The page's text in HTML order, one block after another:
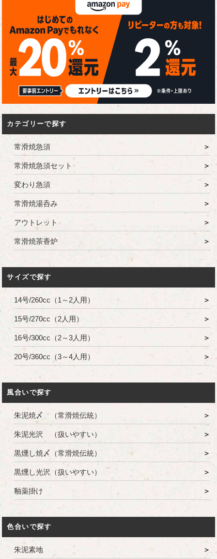
カテゴリーで探す
常滑焼急須
常滑焼急須セット
変わり急須
常滑焼湯呑み
アウトレット
常滑焼茶香炉
サイズで探す
14号/260cc（1～2人用）
15号/270cc（2人用）
16号/300cc（2～3人用）
20号/360cc（3～4人用）
風合いで探す
朱泥焼〆 （常滑焼伝統）
朱泥光沢 （扱いやすい）
黒燻し焼〆（常滑焼伝統）
黒燻し光沢（扱いやすい）
釉薬掛け
色合いで探す
朱泥素地